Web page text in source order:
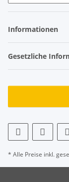
Informationen
Gesetzliche
* Alle Preise inkl.